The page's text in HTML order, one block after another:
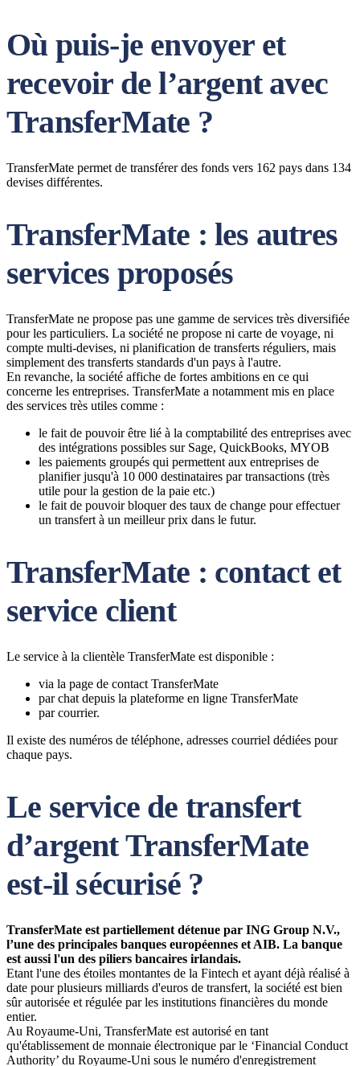
Où puis-je envoyer et
recevoir de l’argent avec
TransferMate ?
TransferMate permet de transférer des fonds vers 162 pays dans 134
devises différentes.
TransferMate : les autres
services proposés
TransferMate ne propose pas une gamme de services très diversifiée
pour les particuliers. La société ne propose ni carte de voyage, ni
compte multi-devises, ni planification de transferts réguliers, mais
simplement des transferts standards d'un pays à l'autre.
En revanche, la société affiche de fortes ambitions en ce qui
concerne les entreprises. TransferMate a notamment mis en place
des services très utiles comme :
le fait de pouvoir être lié à la comptabilité des entreprises avec
des intégrations possibles sur Sage, QuickBooks, MYOB
les paiements groupés qui permettent aux entreprises de
planifier jusqu'à 10 000 destinataires par transactions (très
utile pour la gestion de la paie etc.)
le fait de pouvoir bloquer des taux de change pour effectuer
un transfert à un meilleur prix dans le futur.
TransferMate : contact et
service client
Le service à la clientèle TransferMate est disponible :
via la page de contact TransferMate
par chat depuis la plateforme en ligne TransferMate
par courrier.
Il existe des numéros de téléphone, adresses courriel dédiées pour
chaque pays.
Le service de transfert
d’argent TransferMate
est-il sécurisé ?
TransferMate est partiellement détenue par ING Group N.V.,
l’une des principales banques européennes et AIB. La banque
est aussi l'un des piliers bancaires irlandais.
Etant l'une des étoiles montantes de la Fintech et ayant déjà réalisé à
date pour plusieurs milliards d'euros de transfert, la société est bien
sûr autorisée et régulée par les institutions financières du monde
entier.
Au Royaume-Uni, TransferMate est autorisé en tant
qu'établissement de monnaie électronique par le ‘Financial Conduct
Authority’ du Royaume-Uni sous le numéro d'enregistrement